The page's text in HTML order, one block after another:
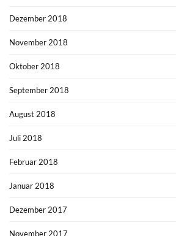
Dezember 2018
November 2018
Oktober 2018
September 2018
August 2018
Juli 2018
Februar 2018
Januar 2018
Dezember 2017
November 2017